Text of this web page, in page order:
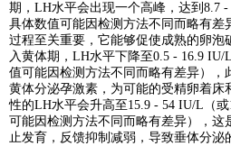
期，LH水平会出现一个高峰，达到8.7 -
具体数值可能因检测方法不同而略有差
过程至关重要，它能够促使成熟的卵泡
入黄体期，LH水平下降至0.5 - 16.9
值可能因检测方法不同而略有差异）
黄体分泌孕激素，为可能的受精卵着床
性的LH水平会升高至15.9 - 54 IU/L（
可能因检测方法不同而略有差异），这
止发育，反馈抑制减弱，导致垂体分